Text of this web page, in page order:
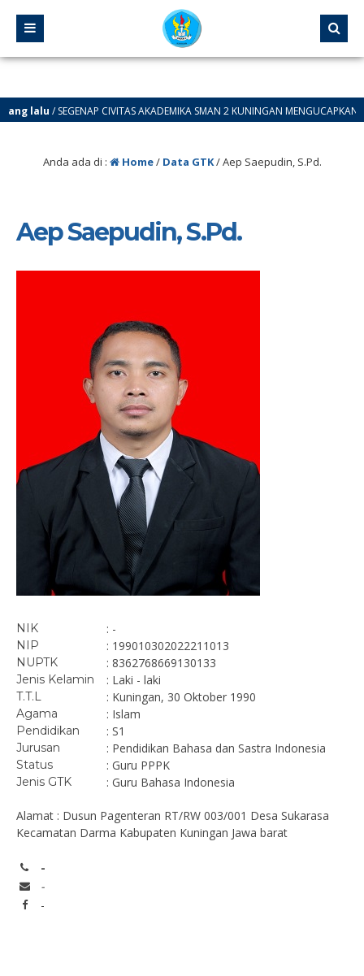
lalu/ SEGENAP CIVITAS AKADEMIKA SMAN 2 KUNINGAN MENGUCAPKANN
Anda ada di : Home/ Data GTK/Aep Saepudin, S.Pd.
Aep Saepudin, S.Pd.
NIK : -
NIP : 199010302022211013
NUPTK : 8362768669130133
Jenis Kelamin : Laki - laki
T.T.L : Kuningan, 30 Oktober 1990
Agama : Islam
Pendidikan : S1
Jurusan : Pendidikan Bahasa dan Sastra Indonesia
Status : Guru PPPK
Jenis GTK : Guru Bahasa Indonesia
Alamat : Dusun Pagenteran RT/RW 003/001 Desa Sukarasa
Kecamatan Darma Kabupaten Kuningan Jawa barat
-
-
-